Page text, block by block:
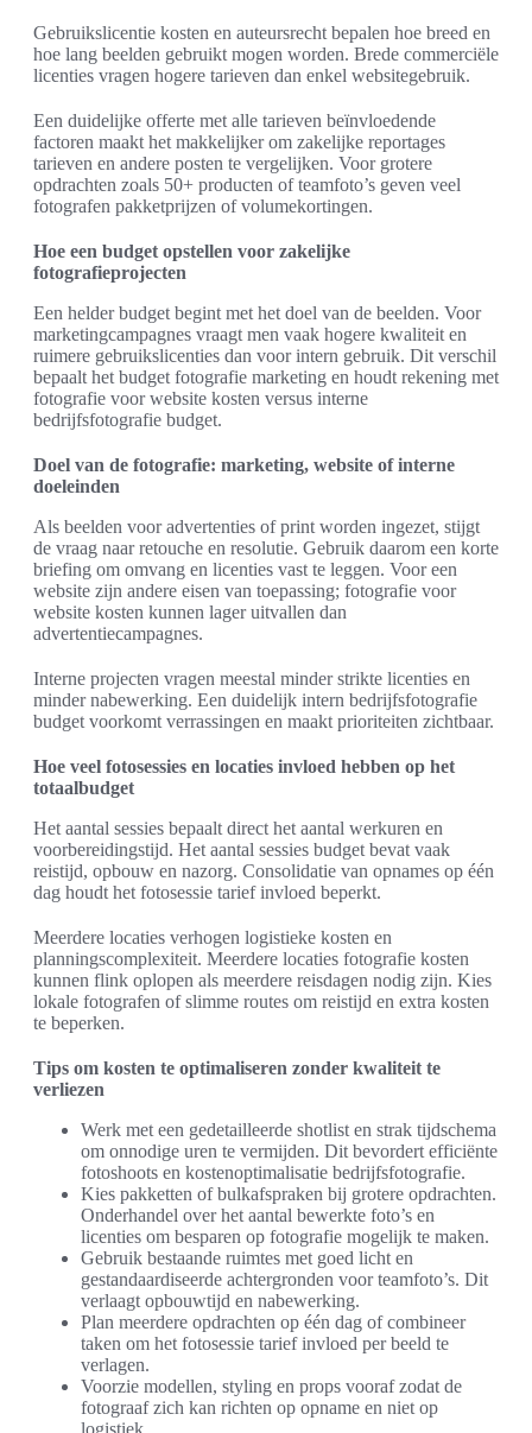
Gebruikslicentie kosten en auteursrecht bepalen hoe breed en
hoe lang beelden gebruikt mogen worden. Brede commerciële
licenties vragen hogere tarieven dan enkel websitegebruik.
Een duidelijke offerte met alle tarieven beïnvloedende
factoren maakt het makkelijker om zakelijke reportages
tarieven en andere posten te vergelijken. Voor grotere
opdrachten zoals 50+ producten of teamfoto’s geven veel
fotografen pakketprijzen of volumekortingen.
Hoe een budget opstellen voor zakelijke
fotografieprojecten
Een helder budget begint met het doel van de beelden. Voor
marketingcampagnes vraagt men vaak hogere kwaliteit en
ruimere gebruikslicenties dan voor intern gebruik. Dit verschil
bepaalt het budget fotografie marketing en houdt rekening met
fotografie voor website kosten versus interne
bedrijfsfotografie budget.
Doel van de fotografie: marketing, website of interne
doeleinden
Als beelden voor advertenties of print worden ingezet, stijgt
de vraag naar retouche en resolutie. Gebruik daarom een korte
briefing om omvang en licenties vast te leggen. Voor een
website zijn andere eisen van toepassing; fotografie voor
website kosten kunnen lager uitvallen dan
advertentiecampagnes.
Interne projecten vragen meestal minder strikte licenties en
minder nabewerking. Een duidelijk intern bedrijfsfotografie
budget voorkomt verrassingen en maakt prioriteiten zichtbaar.
Hoe veel fotosessies en locaties invloed hebben op het
totaalbudget
Het aantal sessies bepaalt direct het aantal werkuren en
voorbereidingstijd. Het aantal sessies budget bevat vaak
reistijd, opbouw en nazorg. Consolidatie van opnames op één
dag houdt het fotosessie tarief invloed beperkt.
Meerdere locaties verhogen logistieke kosten en
planningscomplexiteit. Meerdere locaties fotografie kosten
kunnen flink oplopen als meerdere reisdagen nodig zijn. Kies
lokale fotografen of slimme routes om reistijd en extra kosten
te beperken.
Tips om kosten te optimaliseren zonder kwaliteit te
verliezen
Werk met een gedetailleerde shotlist en strak tijdschema
om onnodige uren te vermijden. Dit bevordert efficiënte
fotoshoots en kostenoptimalisatie bedrijfsfotografie.
Kies pakketten of bulkafspraken bij grotere opdrachten.
Onderhandel over het aantal bewerkte foto’s en
licenties om besparen op fotografie mogelijk te maken.
Gebruik bestaande ruimtes met goed licht en
gestandaardiseerde achtergronden voor teamfoto’s. Dit
verlaagt opbouwtijd en nabewerking.
Plan meerdere opdrachten op één dag of combineer
taken om het fotosessie tarief invloed per beeld te
verlagen.
Voorzie modellen, styling en props vooraf zodat de
fotograaf zich kan richten op opname en niet op